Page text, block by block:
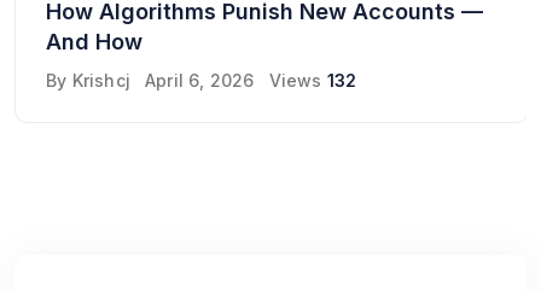
How Algorithms Punish New Accounts —
And How
By Krishcj April 6, 2026 Views 132